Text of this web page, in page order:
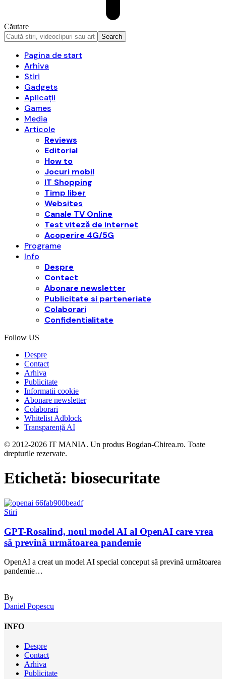
Căutare
Pagina de start
Arhiva
Stiri
Gadgets
Aplicații
Games
Media
Articole
Reviews
Editorial
How to
Jocuri mobil
IT Shopping
Timp liber
Websites
Canale TV Online
Test viteză de internet
Acoperire 4G/5G
Programe
Info
Despre
Contact
Abonare newsletter
Publicitate si parteneriate
Colaborari
Confidentialitate
Follow US
Despre
Contact
Arhiva
Publicitate
Informatii cookie
Abonare newsletter
Colaborari
Whitelist Adblock
Transparență AI
© 2012-2026 IT MANIA. Un produs Bogdan-Chirea.ro. Toate
drepturile rezervate.
Etichetă: biosecuritate
Stiri
GPT-Rosalind, noul model AI al OpenAI care vrea
să prevină următoarea pandemie
OpenAI a creat un model AI special conceput să prevină următoarea
pandemie…
By
Daniel Popescu
INFO
Despre
Contact
Arhiva
Publicitate